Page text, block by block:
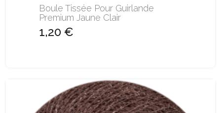
Boule Tissée Pour Guirlande
Premium Jaune Clair
1,20 €